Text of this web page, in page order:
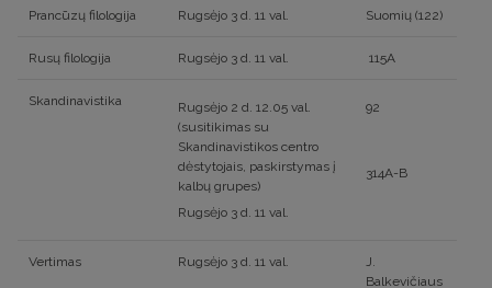
Prancūzų filologija Rugsėjo 3 d. 11 val. Suomių (122)
Rusų filologija Rugsėjo 3 d. 11 val. 115A
Skandinavistika
Rugsėjo 2 d. 12.05 val.
(susitikimas su
Skandinavistikos centro
dėstytojais, paskirstymas į
kalbų grupes)
Rugsėjo 3 d. 11 val.
92
314A-B
Vertimas Rugsėjo 3 d. 11 val.
J.
Balkevičiaus